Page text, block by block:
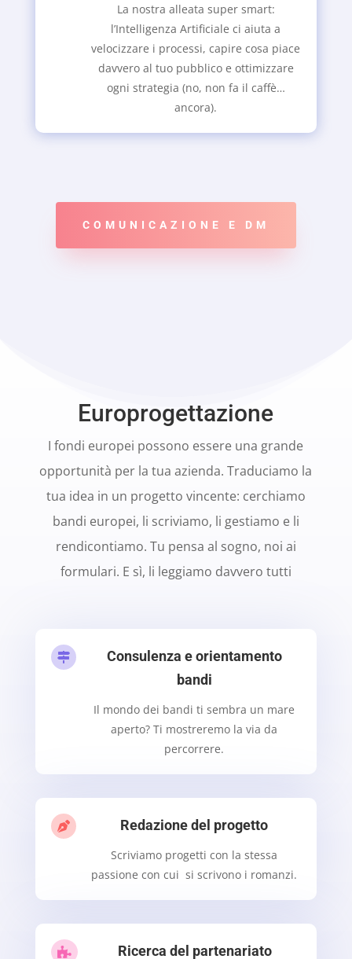
La nostra alleata super smart:
l’Intelligenza Artificiale ci aiuta a
velocizzare i processi, capire cosa piace
davvero al tuo pubblico e ottimizzare
ogni strategia (no, non fa il caffè…
ancora).
COMUNICAZIONE E DM
Europrogettazione
I fondi europei possono essere una grande
opportunità per la tua azienda. Traduciamo la
tua idea in un progetto vincente: cerchiamo
bandi europei, li scriviamo, li gestiamo e li
rendicontiamo. Tu pensa al sogno, noi ai
formulari. E sì, li leggiamo davvero tutti

Consulenza e orientamento
bandi
Il mondo dei bandi ti sembra un mare
aperto? Ti mostreremo la via da
percorrere.
 Redazione del progetto
Scriviamo progetti con la stessa
passione con cui si scrivono i romanzi.
 Ricerca del partenariato